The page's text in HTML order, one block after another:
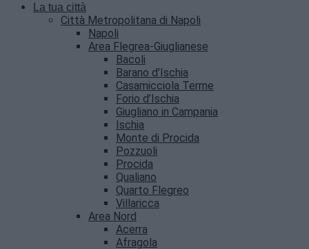
La tua città
Città Metropolitana di Napoli
Napoli
Area Flegrea-Giuglianese
Bacoli
Barano d’Ischia
Casamicciola Terme
Forio d’Ischia
Giugliano in Campania
Ischia
Monte di Procida
Pozzuoli
Procida
Qualiano
Quarto Flegreo
Villaricca
Area Nord
Acerra
Afragola